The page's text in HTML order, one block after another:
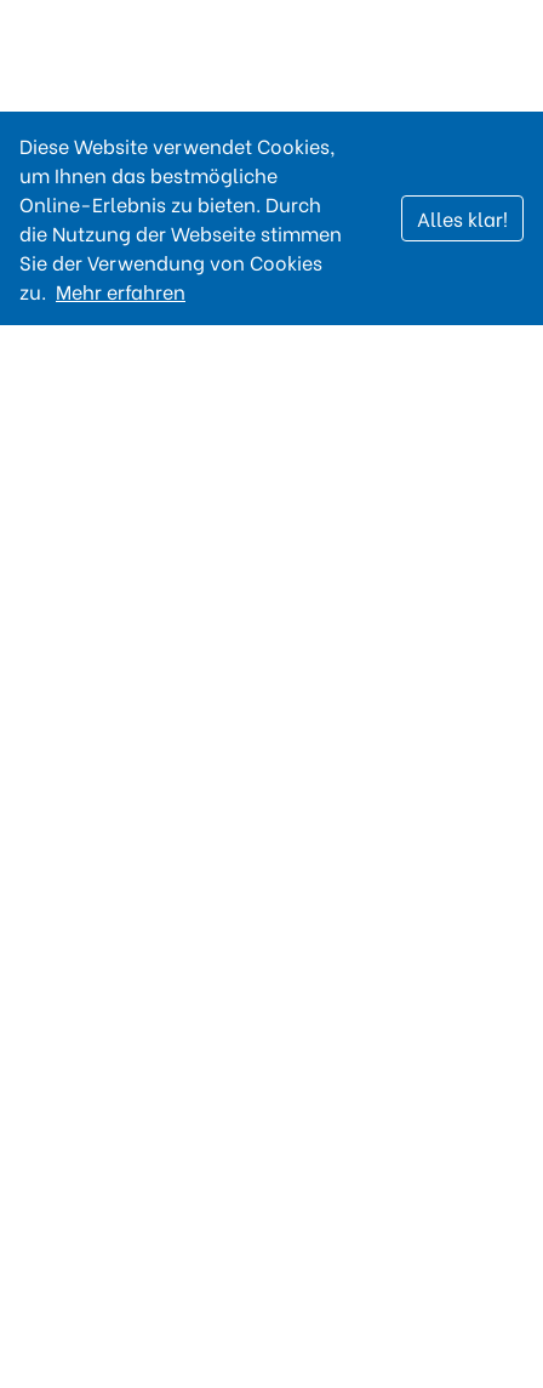
Diese Website verwendet Cookies,
um Ihnen das bestmögliche
Online-Erlebnis zu bieten. Durch
die Nutzung der Webseite stimmen
Sie der Verwendung von Cookies
zu. Mehr erfahren
Alles klar!